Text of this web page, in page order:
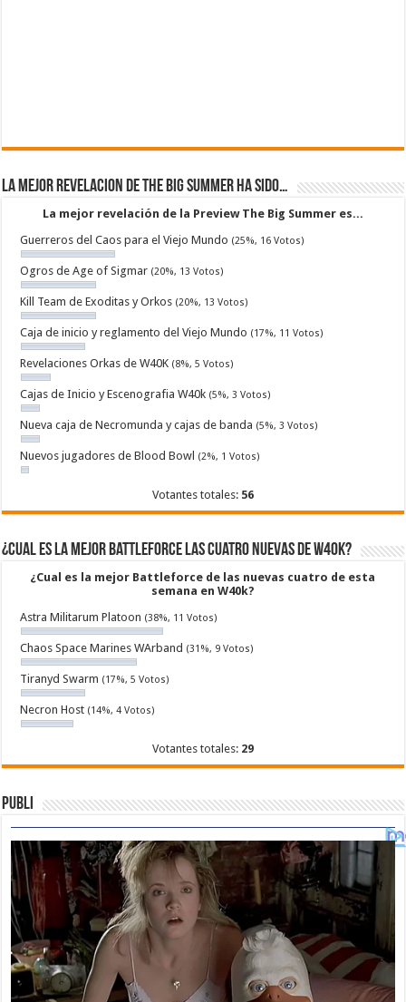
La mejor revelacion de The Big Summer ha sido…
La mejor revelación de la Preview The Big Summer es...
Guerreros del Caos para el Viejo Mundo (25%, 16 Votos)
Ogros de Age of Sigmar (20%, 13 Votos)
Kill Team de Exoditas y Orkos (20%, 13 Votos)
Caja de inicio y reglamento del Viejo Mundo (17%, 11 Votos)
Revelaciones Orkas de W40K (8%, 5 Votos)
Cajas de Inicio y Escenografia W40k (5%, 3 Votos)
Nueva caja de Necromunda y cajas de banda (5%, 3 Votos)
Nuevos jugadores de Blood Bowl (2%, 1 Votos)
Votantes totales: 56
¿Cual es la mejor Battleforce las cuatro nuevas de W40k?
¿Cual es la mejor Battleforce de las nuevas cuatro de esta
semana en W40k?
Astra Militarum Platoon (38%, 11 Votos)
Chaos Space Marines WArband (31%, 9 Votos)
Tiranyd Swarm (17%, 5 Votos)
Necron Host (14%, 4 Votos)
Votantes totales: 29
Publi